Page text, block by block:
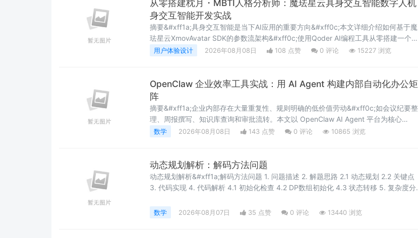
从零搭建枕月・MBTI人格分析师：魔珐星云具身交互智能数字人机
身交互智能开发实战
摘要&#xff1a;具身交互智能是当下AI应用的重要方向&#xff0c;本文详细介绍如何基于魔
珐星云XmovAvatar SDK的参数流架构&#xff0c;使用Qoder AI编程工具从零搭建一个面
向MBTI性格分析场景的具身交互智能数字人应用——枕月・MBTI人格类型分析师。文
用户体验设计 2026年08月08日 108 点赞 0 评论 15227 浏览
OpenClaw 企业效率工具实战：用 AI Agent 构建内部自动化办公矩
阵
摘要&#xff1a;企业内部存在大量重复性、规则明确的低价值劳动&#xff0c;如会议纪要整
理、周报撰写、知识库查询和审批流转。本文以 OpenClaw AI Agent 平台为核心
&#xff0c;系统讲解如何用 Skill 体系构建内部效率工具矩阵。文章覆盖会议纪要、周报汇
数学 2026年08月08日 143 点赞 0 评论 10865 浏览
动态规划解析：解码方法问题
动态规划解析&#xff1a;解码方法问题 1. 问题描述 2. 解题思路 2.1 动态规划 2.2 关键点
3. 代码实现 4. 代码解析 4.1 初始化检查 4.2 DP数组初始化 4.3 状态转移 5. 复杂度分
&#xff0c;收藏不迷路&#x1f
数学 2026年08月07日 35 点赞 0 评论 13440 浏览